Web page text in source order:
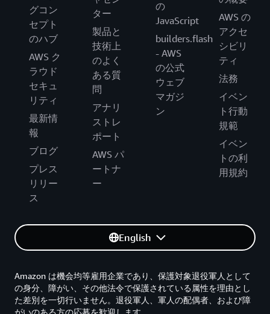
グコン
セプト
のハブ
AWS ク
ラウド
セキュ
リティ
最新情
報
ブログ
プレス
リリー
ス
ター
製品と
技術上
のよく
ある質
問
アナリ
ストレ
ポート
AWS パ
ートナ
ー
の
JavaScript
builders.flash
- AWS
の公式
ウェブ
マガジ
ン
AWS の
アクセ
シビリ
ティ
法務
イベン
ト行動
規範
イベン
トの利
用規約
English
Amazon は機会均等雇用企業であり、保護対象退役軍人として
の身分、障がい、その他法令で保護されている属性を理由とし
た差別を一切行いません。退役軍人、軍人の配偶者、および障